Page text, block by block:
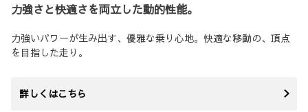
力強さと快適さを両立した動的性能。
力強いパワーが生み出す、優雅な乗り心地。快適な移動の、頂点
を目指した走り。
詳しくはこちら